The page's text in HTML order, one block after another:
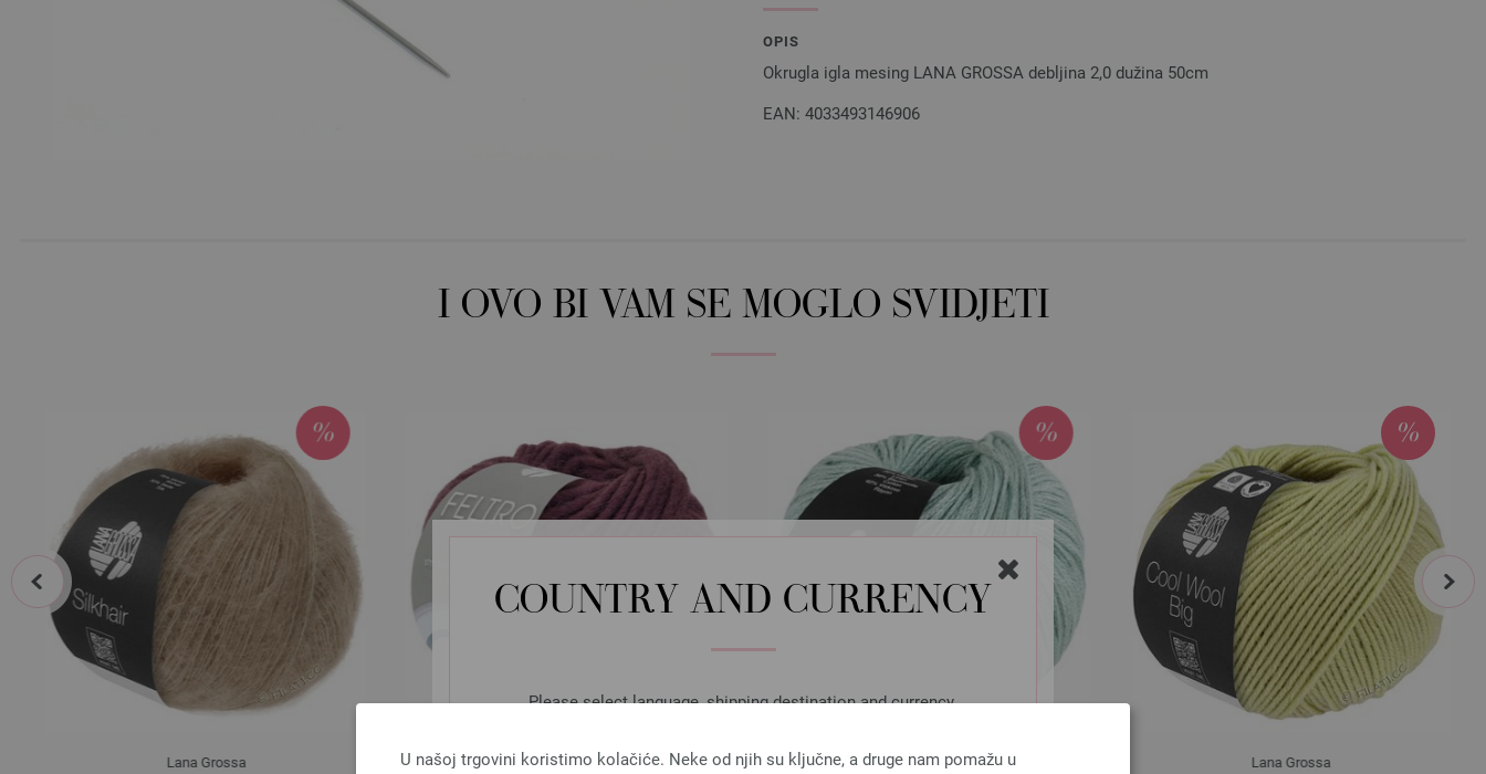
COUNTRY AND CURRENCY
Please select language, shipping destination and currency.
U našoj trgovini koristimo kolačiće. Neke od njih su ključne, a druge nam pomažu u
OPIS
Okrugla igla mesing LANA GROSSA debljina 2,0 dužina 50cm
EAN: 4033493146906
I OVO BI VAM SE MOGLO SVIDJETI
Lana Grossa Lana Grossa Lana Grossa Lana Grossa
prev next